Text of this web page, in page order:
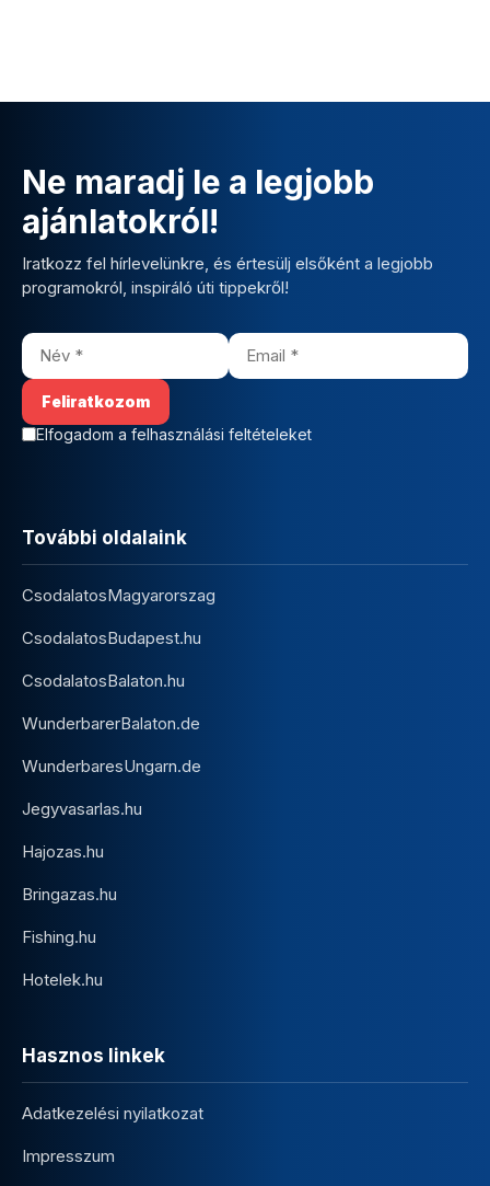
Ne maradj le a legjobb
ajánlatokról!
Iratkozz fel hírlevelünkre, és értesülj elsőként a legjobb
programokról, inspiráló úti tippekről!
Elfogadom a felhasználási feltételeket
További oldalaink
CsodalatosMagyarorszag
CsodalatosBudapest.hu
CsodalatosBalaton.hu
WunderbarerBalaton.de
WunderbaresUngarn.de
Jegyvasarlas.hu
Hajozas.hu
Bringazas.hu
Fishing.hu
Hotelek.hu
Hasznos linkek
Adatkezelési nyilatkozat
Impresszum